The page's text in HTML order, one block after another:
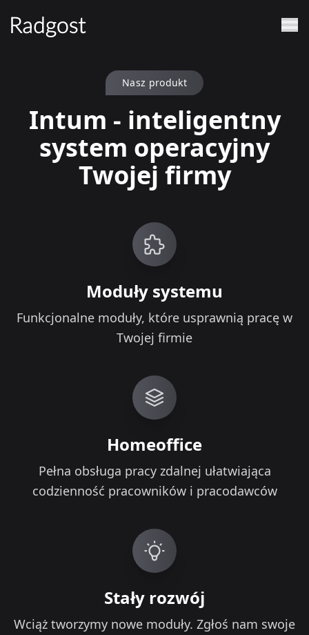
Nasz produkt
Intum - inteligentny
system operacyjny
Twojej firmy
Moduły systemu
Funkcjonalne moduły, które usprawnią pracę w
Twojej firmie
Homeoffice
Pełna obsługa pracy zdalnej ułatwiająca
codzienność pracowników i pracodawców
Stały rozwój
Wciąż tworzymy nowe moduły. Zgłoś nam swoje